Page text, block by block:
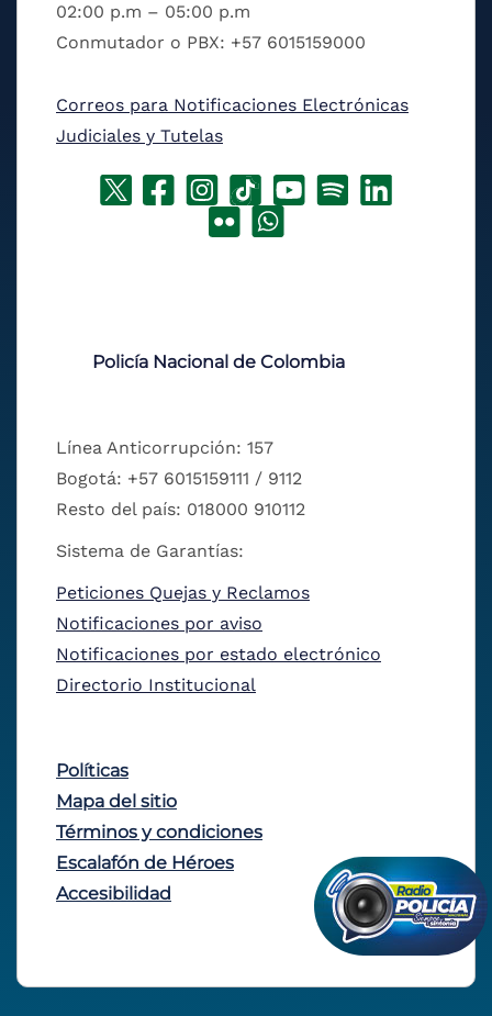
02:00 p.m – 05:00 p.m
Conmutador o PBX: +57 6015159000
Correos para Notificaciones Electrónicas
Judiciales y Tutelas
Policía Nacional de Colombia
Línea Anticorrupción: 157
Bogotá: +57 6015159111 / 9112
Resto del país: 018000 910112
Sistema de Garantías:
Peticiones Quejas y Reclamos
Notificaciones por aviso
Notificaciones por estado electrónico
Directorio Institucional
Políticas
Mapa del sitio
Términos y condiciones
Escalafón de Héroes
Accesibilidad